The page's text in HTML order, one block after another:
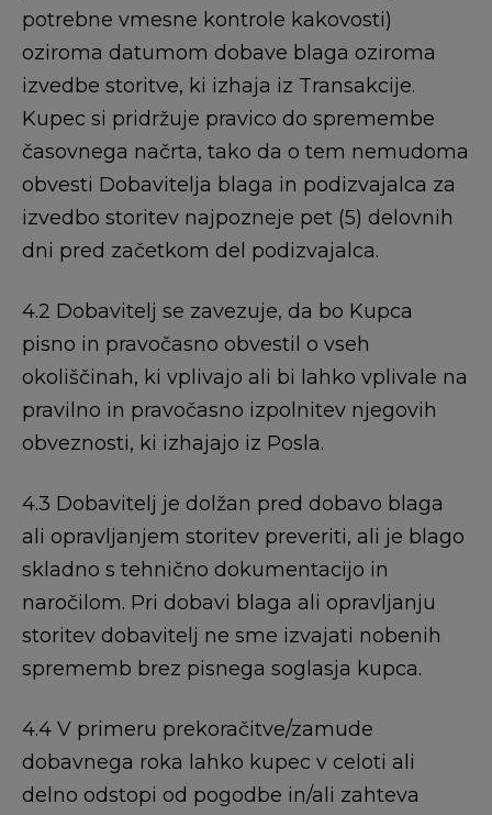
potrebne vmesne kontrole kakovosti)
oziroma datumom dobave blaga oziroma
izvedbe storitve, ki izhaja iz Transakcije.
Kupec si pridržuje pravico do spremembe
časovnega načrta, tako da o tem nemudoma
obvesti Dobavitelja blaga in podizvajalca za
izvedbo storitev najpozneje pet (5) delovnih
dni pred začetkom del podizvajalca.
4.2 Dobavitelj se zavezuje, da bo Kupca
pisno in pravočasno obvestil o vseh
okoliščinah, ki vplivajo ali bi lahko vplivale na
pravilno in pravočasno izpolnitev njegovih
obveznosti, ki izhajajo iz Posla.
4.3 Dobavitelj je dolžan pred dobavo blaga
ali opravljanjem storitev preveriti, ali je blago
skladno s tehnično dokumentacijo in
naročilom. Pri dobavi blaga ali opravljanju
storitev dobavitelj ne sme izvajati nobenih
sprememb brez pisnega soglasja kupca.
4.4 V primeru prekoračitve/zamude
dobavnega roka lahko kupec v celoti ali
delno odstopi od pogodbe in/ali zahteva